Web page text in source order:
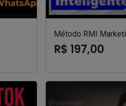
Método RMI
R$ 197,00